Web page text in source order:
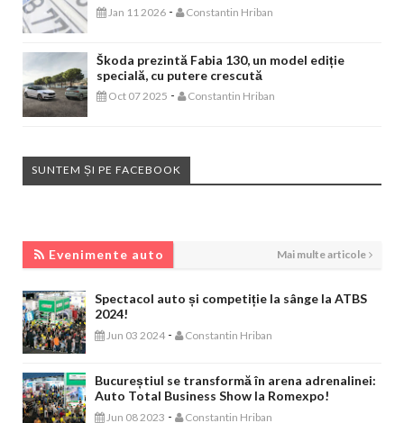
Jan 11 2026 - Constantin Hriban
Škoda prezintă Fabia 130, un model ediție
specială, cu putere crescută
Oct 07 2025 - Constantin Hriban
SUNTEM ȘI PE FACEBOOK
Evenimente auto Mai multe articole
Spectacol auto și competiție la sânge la ATBS
2024!
Jun 03 2024 - Constantin Hriban
Bucureștiul se transformă în arena adrenalinei:
Auto Total Business Show la Romexpo!
Jun 08 2023 - Constantin Hriban